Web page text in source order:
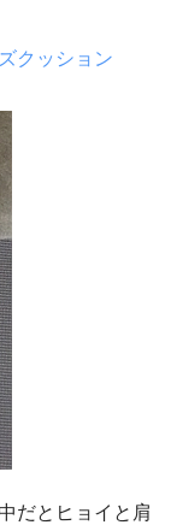
クッション
だとヒョイと肩